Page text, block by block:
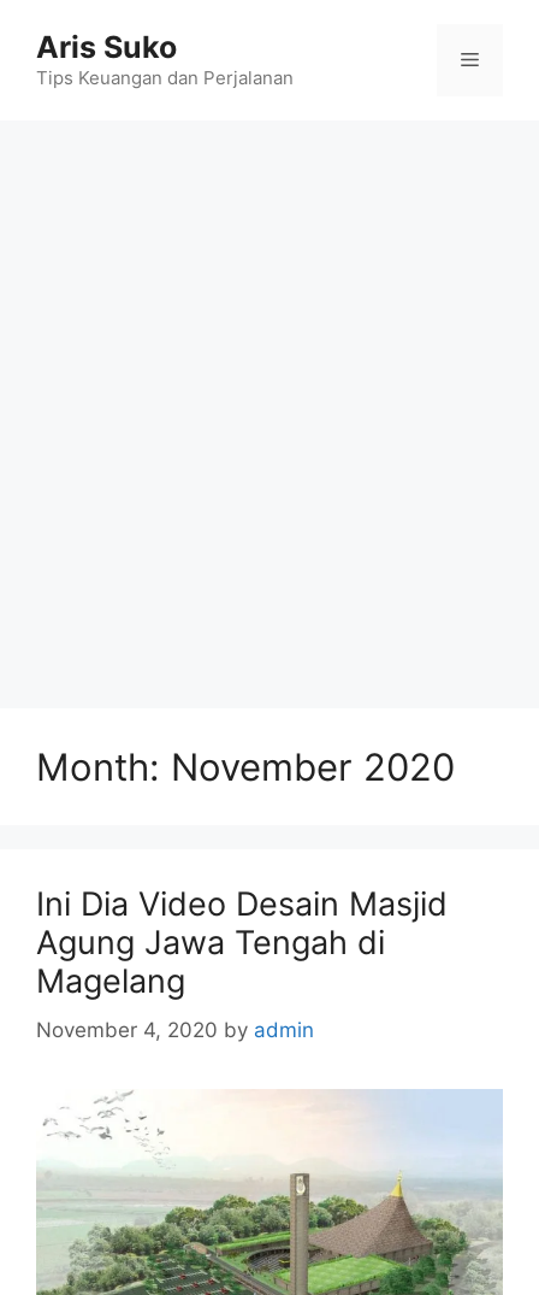
content
Aris Suko
Tips Keuangan dan Perjalanan
Menu
Month: November 2020
Ini Dia Video Desain Masjid
Agung Jawa Tengah di
Magelang
November 4, 2020 by admin